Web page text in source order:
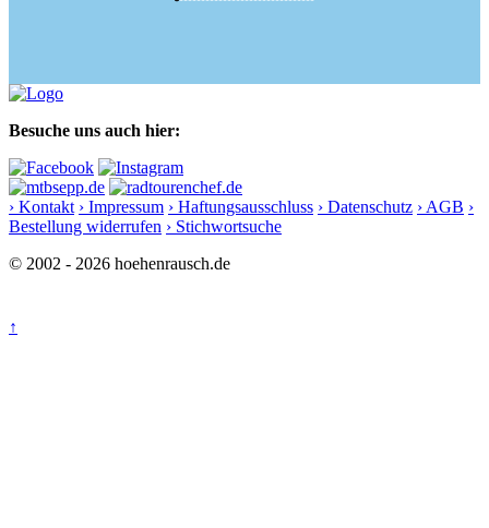
Besuche uns auch hier:
› Kontakt › Impressum › Haftungsausschluss › Datenschutz › AGB ›
Bestellung widerrufen › Stichwortsuche
© 2002 - 2026 hoehenrausch.de
↑